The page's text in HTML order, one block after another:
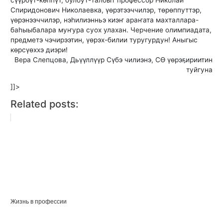
Спиридонович Николаевка, үөрэтээччилэр, төрөппуттэр,
үөрэнээччилэр, нэһилиэнньэ киэҥ араҥата махталлара-
баһыыбалара муҥура суох улахан. Черчение олимпиадата,
предметэ чэчирээтин, үөрэх-билии туругурдун! Аныгыс
көрсүөххэ диэри!
Вера Слепцова, Дьүүллүүр Сүбэ чилиэнэ, СӨ үөрэҕириитин
туйгуна
]]>
Related posts:
Жизнь в профессии